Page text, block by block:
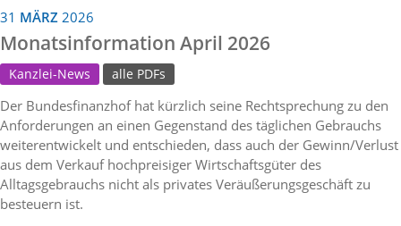
31 MÄRZ 2026
Monatsinformation April 2026
Kanzlei-News alle PDFs
Der Bundesfinanzhof hat kürzlich seine Rechtsprechung zu den
Anforderungen an einen Gegenstand des täglichen Gebrauchs
weiterentwickelt und entschieden, dass auch der Gewinn/Verlust
aus dem Verkauf hochpreisiger Wirtschaftsgüter des
Alltagsgebrauchs nicht als privates Veräußerungsgeschäft zu
besteuern ist.